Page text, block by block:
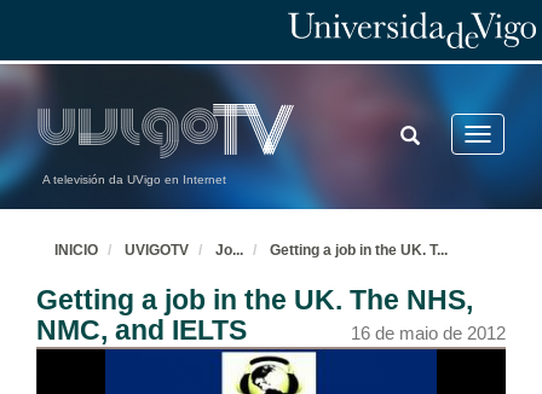
A televisión da UVigo en Internet
Toggle
TOGGLE
SEARCH
INICIO UVIGOTV Jo... Getting a job in the UK. T...
Getting a job in the UK. The NHS,
NMC, and IELTS
16 de maio de 2012